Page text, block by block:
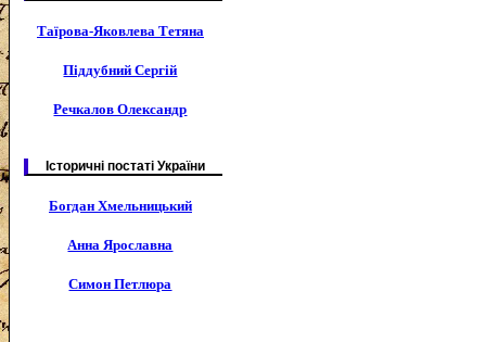
Таїрова-Яковлева Тетяна
Піддубний Сергій
Речкалов Олександр
Історичні постаті України
Богдан Хмельницький
Анна Ярославна
Симон Петлюра